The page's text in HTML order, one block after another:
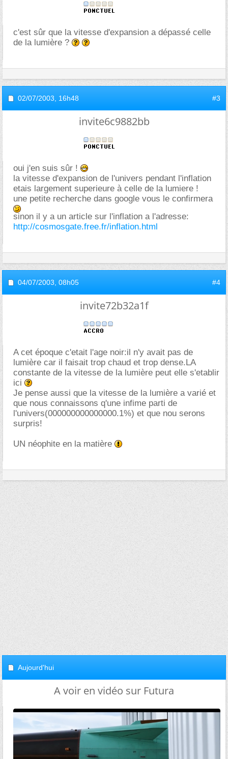
c'est sûr que la vitesse d'expansion a dépassé celle
de la lumière ?
02/07/2003, 16h48 #3
invite6c9882bb
oui j'en suis sûr !
la vitesse d'expansion de l'univers pendant l'inflation
etais largement superieure à celle de la lumiere !
une petite recherche dans google vous le confirmera
sinon il y a un article sur l'inflation a l'adresse:
http://cosmosgate.free.fr/inflation.html
04/07/2003, 08h05 #4
invite72b32a1f
A cet époque c'etait l'age noir:il n'y avait pas de
lumière car il faisait trop chaud et trop dense.LA
constante de la vitesse de la lumière peut elle s'etablir
ici
Je pense aussi que la vitesse de la lumière a varié et
que nous connaissons q'une infime parti de
l'univers(000000000000000.1%) et que nou serons
surpris!
UN néophite en la matière
Aujourd'hui
A voir en vidéo sur Futura